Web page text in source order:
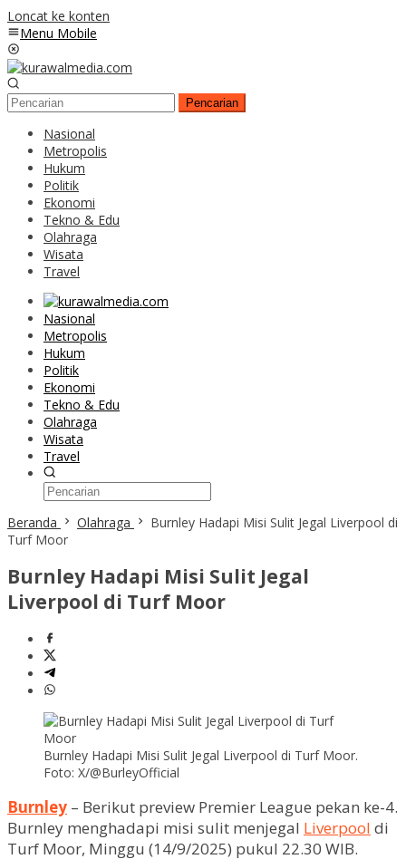
Loncat ke konten
Menu Mobile
Pencarian
Nasional
Metropolis
Hukum
Politik
Ekonomi
Tekno & Edu
Olahraga
Wisata
Travel
Nasional
Metropolis
Hukum
Politik
Ekonomi
Tekno & Edu
Olahraga
Wisata
Travel
Beranda Olahraga
Burnley Hadapi Misi Sulit Jegal Liverpool di
Turf Moor
Burnley Hadapi Misi Sulit Jegal
Liverpool di Turf Moor
Burnley Hadapi Misi Sulit Jegal Liverpool di Turf Moor.
Foto: X/@BurleyOfficial
Burnley – Berikut preview Premier League pekan ke-4.
Burnley menghadapi misi sulit menjegal Liverpool di
Turf Moor, Minggu (14/9/2025) pukul 22.30 WIB.